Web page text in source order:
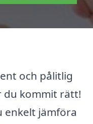
och pålitlig
du kommit rätt!
enkelt jämföra